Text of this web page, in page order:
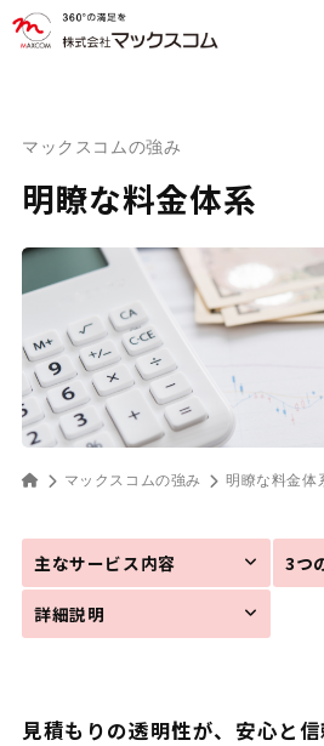
マックスコムの強み
明瞭な料金体系
マックスコムの強み 明瞭な料金体
主なサービス内容 3つ
詳細説明
見積もりの透明性が、安心と